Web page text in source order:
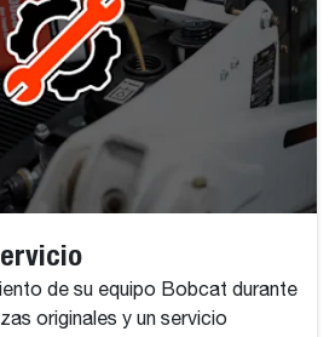
de su equipo Bobcat durante
originales y un servicio